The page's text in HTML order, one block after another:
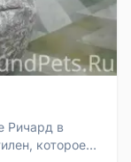
Ричард в
которое